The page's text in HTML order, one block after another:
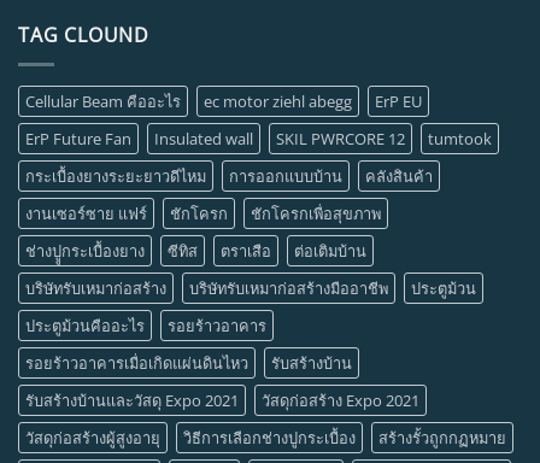
TAG CLOUND
Cellular Beam คืออะไร ec motor ziehl abegg
ErP EU
ErP Future Fan
Insulated wall SKIL PWRCORE 12
tumtook
กระเบื้องยางระยะยาวดีไหม
การออกแบบบ้าน
คลังสินค้า
งานเซอร์ซาย แฟร์
ชักโครก
ชักโครกเพื่อสุขภาพ
ช่างปููกระเบื้องยาง
ซีทิส ตราเสือ
ต่อเติมบ้าน
บริษัทรับเหมาก่อสร้าง
บริษัทรับเหมาก่อสร้างมืออาชีพ
ประตูม้วน
ประตูม้วนคืออะไร
รอยร้าวอาคาร
รอยร้าวอาคารเมื่อเกิดแผ่นดินไหว
รับสร้างบ้าน
รับสร้างบ้านและวัสดุ Expo 2021
วัสดุก่อสร้าง Expo 2021
วัสดุก่อสร้างผู้สูงอายุ
วิธีการเลือกช่างปูกระเบื้อง
สร้างรั้วถูกกฏหมาย